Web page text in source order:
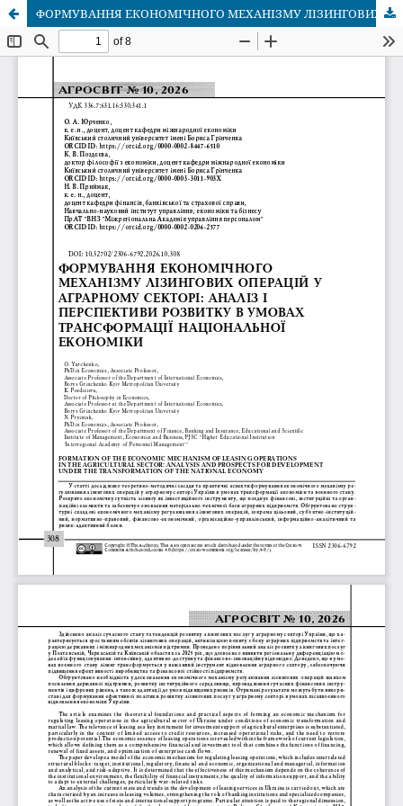
ФОРМУВАННЯ ЕКОНОМІЧНОГО МЕХАНІЗМУ ЛІЗИНГОВИХ ОПЕРАЦІЙ У АГРАРНОМУ СЕКТОРІ: АНАЛІЗ І ПЕРСПЕКТИВИ РОЗВИТКУ В УМОВАХ ТРАНСФОРМАЦІЇ НАЦІОНАЛЬНОЇ ЕКОНОМІКИ